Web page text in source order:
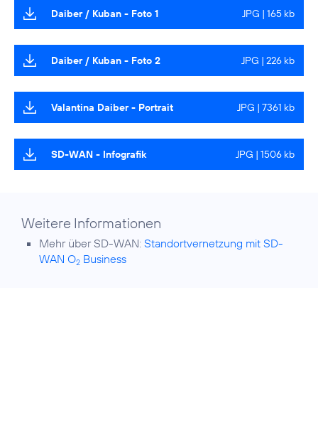
Daiber / Kuban - Foto 1 JPG | 165 kb
Daiber / Kuban - Foto 2 JPG | 226 kb
Valantina Daiber - Portrait JPG | 7361 kb
SD-WAN - Infografik JPG | 1506 kb
Weitere Informationen
Mehr über SD-WAN: Standortvernetzung mit SD-
WAN O2 Business